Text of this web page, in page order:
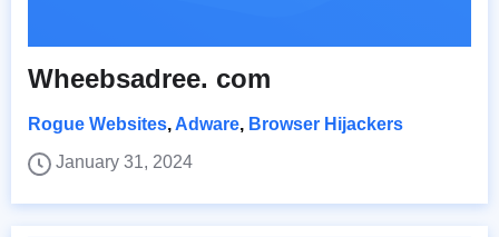
Wheebsadree. com
Rogue Websites, Adware, Browser Hijackers
January 31, 2024